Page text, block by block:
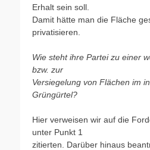
Erhalt sein soll.
Damit hätte man die Fläche
privatisieren.
Wie steht ihre Partei zu einer
bzw. zur
Versiegelung von Flächen im
Grüngürtel?
Hier verweisen wir auf die
unter Punkt 1
zitierten. Darüber hinaus